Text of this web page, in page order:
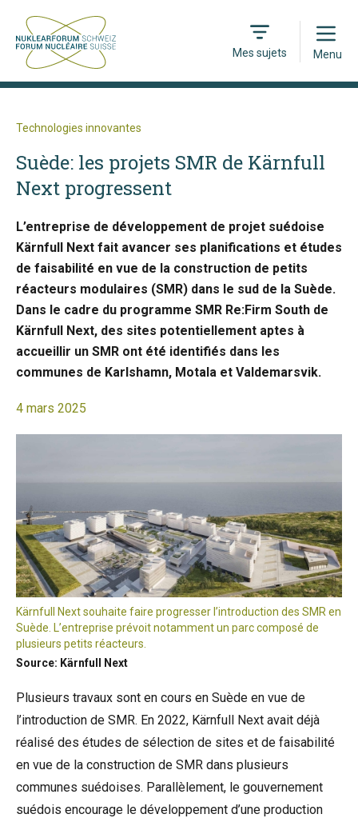
Mes sujets
Open
Menu
Technologies innovantes
Suède: les projets SMR de Kärnfull
Next progressent
L’entreprise de développement de projet suédoise
Kärnfull Next fait avancer ses planifications et études
de faisabilité en vue de la construction de petits
réacteurs modulaires (SMR) dans le sud de la Suède.
Dans le cadre du programme SMR Re:Firm South de
Kärnfull Next, des sites potentiellement aptes à
accueillir un SMR ont été identifiés dans les
communes de Karlshamn, Motala et Valdemarsvik.
4 mars 2025
Kärnfull Next souhaite faire progresser l’introduction des SMR en
Suède. L’entreprise prévoit notamment un parc composé de
plusieurs petits réacteurs.
Source: Kärnfull Next
Plusieurs travaux sont en cours en Suède en vue de
l’introduction de SMR. En 2022, Kärnfull Next avait déjà
réalisé des études de sélection de sites et de faisabilité
en vue de la construction de SMR dans plusieurs
communes suédoises. Parallèlement, le gouvernement
suédois encourage le développement d’une production